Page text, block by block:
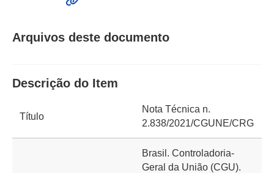
Arquivos deste documento
Descrição do Item
Título
Nota Técnica n.
2.838/2021/CGUNE/CRG
Brasil. Controladoria-
Geral da União (CGU).